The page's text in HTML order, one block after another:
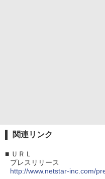
関連リンク
■ ＵＲＬ
プレスリリース
http://www.netstar-inc.com/